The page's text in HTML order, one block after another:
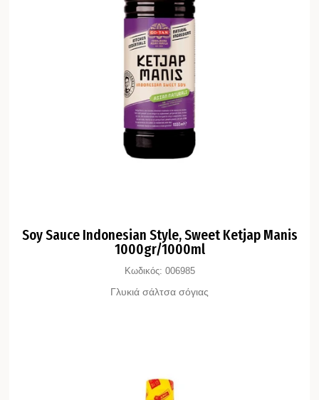
Soy Sauce Indonesian Style, Sweet Ketjap Manis
1000gr/1000ml
Κωδικός: 006985
Γλυκιά σάλτσα σόγιας